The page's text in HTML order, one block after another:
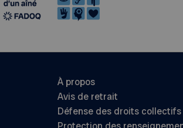
À propos
Avis de retrait
Défense des droits collectifs